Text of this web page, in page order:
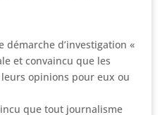
démarche d’investigation «
et convaincu que les
opinions pour eux ou
que tout journalisme